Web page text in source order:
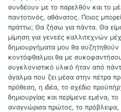
συνδέουν με το παρελθόν και το
παντοτινός, αθάνατος. Ποιος
πράττω; Θα ζήσω για πάντα. Θα
μίμηση για γενεές καλλιτεχνών
δημιουργήματα μου θα συζητηθούν
κοντόφθαλμοι θα με
συγκλονιστικό υλικό ήταν από
άγαλμα που ζει μέσα στην πέτρα
πρόθεση, η ιδέα, το σχέδιο
δημιουργίας και περίμενε εμένα,
αναγνώρισα πρώτος, το πρόβλεψα,